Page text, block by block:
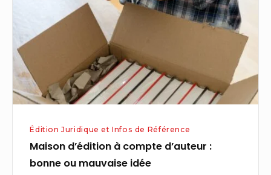
bonne
ou
mauvaise
idée
Édition Juridique et Infos de Référence
Maison d’édition à compte d’auteur :
bonne ou mauvaise idée